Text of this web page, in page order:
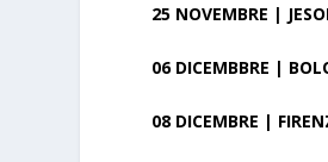
25 NOVEMBRE |
06 DICEMBBRE |
08 DICEMBRE |